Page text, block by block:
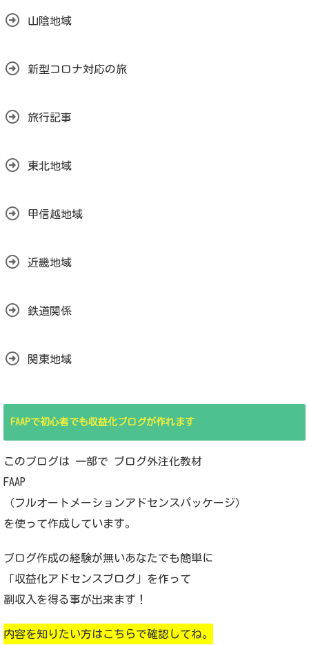
山陰地域
新型コロナ対応の旅
旅行記事
東北地域
甲信越地域
近畿地域
鉄道関係
関東地域
FAAPで初心者でも収益化ブログが作れます
このブログは 一部で ブログ外注化教材
FAAP
（フルオートメーションアドセンスパッケージ）
を使って作成しています。
ブログ作成の経験が無いあなたでも簡単に
「収益化アドセンスブログ」を作って
副収入を得る事が出来ます！
内容を知りたい方はこちらで確認してね。